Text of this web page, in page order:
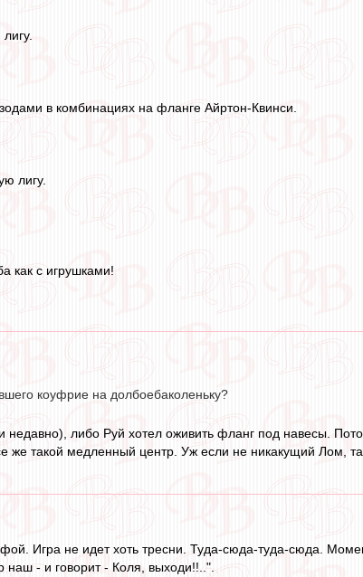
в комбинациях на фланге Айртон-Квинси.
лигу.
как с игрушками!
коуфрие на долбоебаколеньку?
либо Руй хотел оживить фланг под навесы.
же такой медленный центр. Уж если не никакущий Лом,
Игра не идет хоть тресни. Туда-сюда-туда-сюда.
наш - и говорит - Коля, выходи!!..".